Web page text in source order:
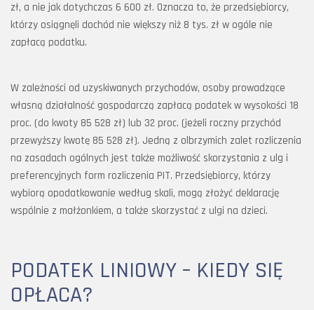
zł, a nie jak dotychczas 6 600 zł. Oznacza to, że przedsiębiorcy,
którzy osiągnęli dochód nie większy niż 8 tys. zł w ogóle nie
zapłacą podatku.
W zależności od uzyskiwanych przychodów, osoby prowadzące
własną działalność gospodarczą zapłacą podatek w wysokości 18
proc. (do kwoty 85 528 zł) lub 32 proc. (jeżeli roczny przychód
przewyższy kwotę 85 528 zł). Jedną z olbrzymich zalet rozliczenia
na zasadach ogólnych jest także możliwość skorzystania z ulg i
preferencyjnych form rozliczenia PIT. Przedsiębiorcy, którzy
wybiorą opodatkowanie według skali, mogą złożyć deklarację
wspólnie z małżonkiem, a także skorzystać z ulgi na dzieci.
PODATEK LINIOWY – KIEDY SIĘ
OPŁACA?